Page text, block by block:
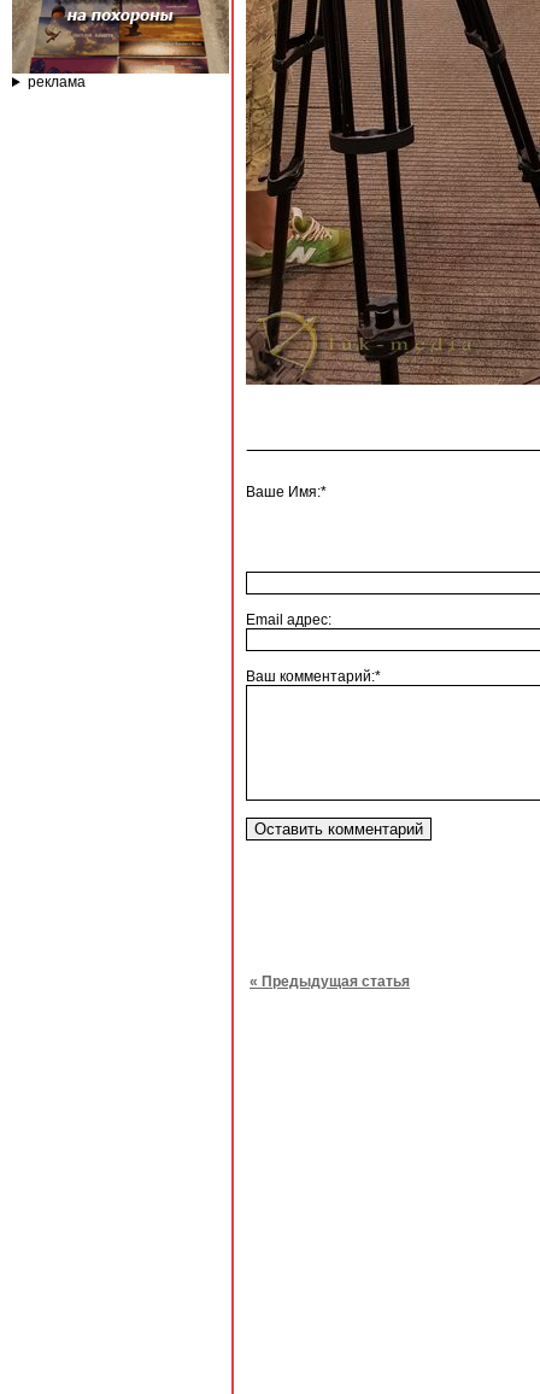
реклама
Ваше Имя:*
Email адрес:
Ваш комментарий:*
« Предыдущая статья